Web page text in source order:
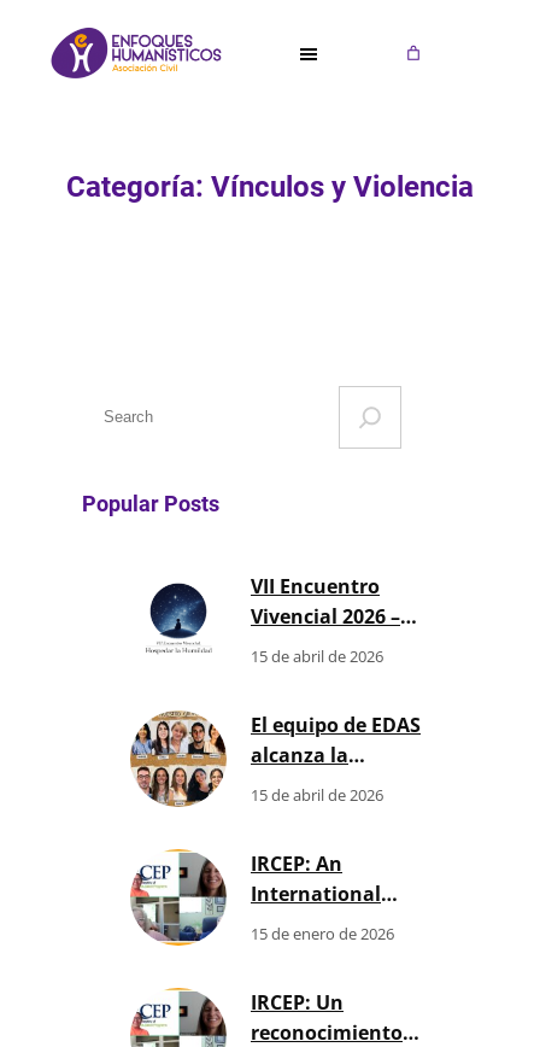
contenido
Categoría: Vínculos y Violencia
r
c
Popular Posts
VII Encuentro
Vivencial 2026 –
Comunidad de
15 de abril de 2026
El equipo de EDAS
alcanza la
Certificación
formación y tu
futuro profesional
15 de abril de 2026
IRCEP: An
International
Recognition
in Our Region
15 de enero de 2026
IRCEP: Un
reconocimiento